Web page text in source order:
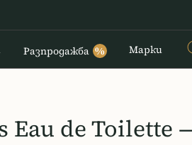
Разпродажба % Марки
Eau de Toilette